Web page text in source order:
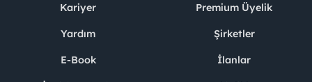
Kariyer
Yardım
E-Book
Premium Üyelik
Şirketler
İlanlar